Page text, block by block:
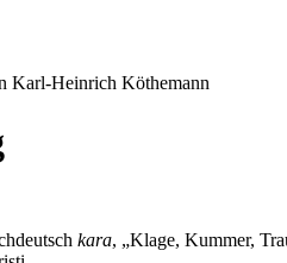
Karl-Heinrich Köthemann
kara, „Klage, Kummer,